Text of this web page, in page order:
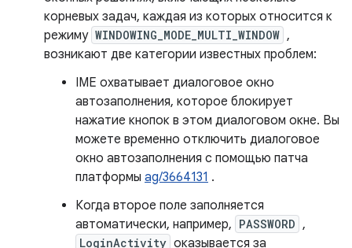
корневых задач, каждая из которых относится к
режиму WINDOWING_MODE_MULTI_WINDOW ,
возникают две категории известных проблем:
IME охватывает диалоговое окно
автозаполнения, которое блокирует
нажатие кнопок в этом диалоговом окне. Вы
можете временно отключить диалоговое
окно автозаполнения с помощью патча
платформы ag/3664131 .
Когда второе поле заполняется
автоматически, например, PASSWORD ,
LoginActivity оказывается за